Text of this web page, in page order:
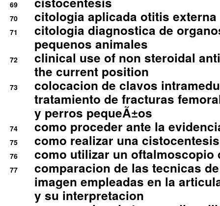
69
70 citologia aplicada otitis externa
71
citologia diagnostica de
pequenos animales
72
clinical use of non steroidal
the current position
73
colocacion de clavos
tratamiento de fracturas
y perros pequeÃ±os
74 como proceder ante la
75 como realizar una
76 como utilizar un oftalmoscopio
77
comparacion de las tecnicas
imagen empleadas en la
y su interpretacion